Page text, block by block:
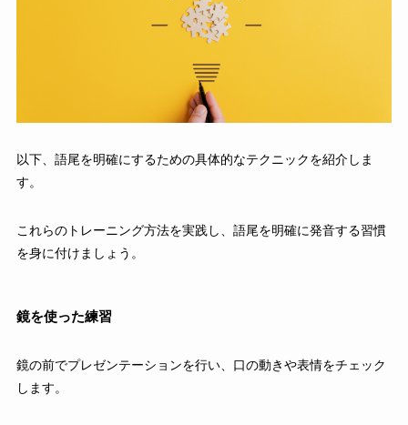
以下、語尾を明確にするための具体的なテクニックを紹介しま
す。
これらのトレーニング方法を実践し、語尾を明確に発音する習慣
を身に付けましょう。
鏡を使った練習
鏡の前でプレゼンテーションを行い、口の動きや表情をチェック
します。